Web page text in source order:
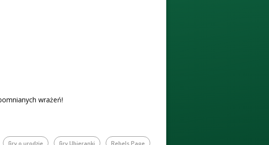
wrażeń!
Gry o urodzie Gry Ubieranki Rebels Page